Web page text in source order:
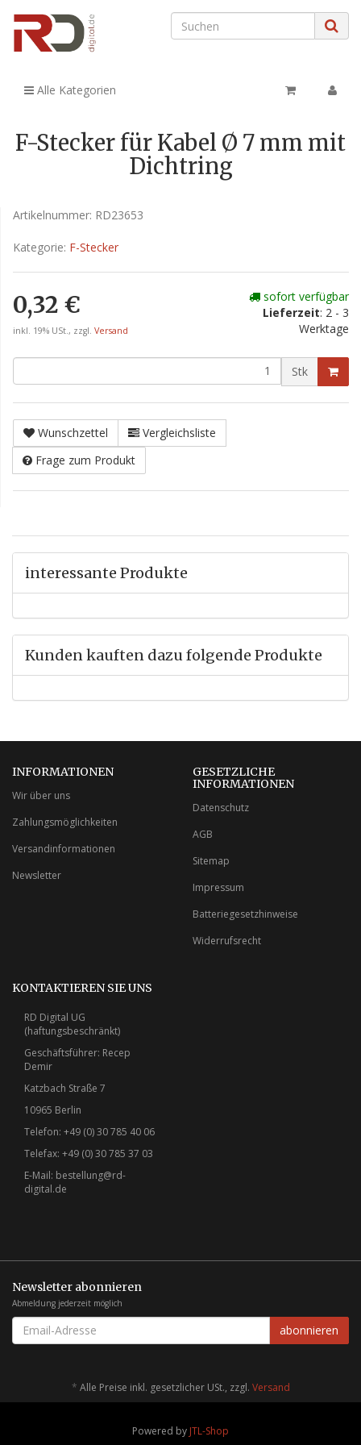
Alle Kategorien
F-Stecker für Kabel Ø 7 mm mit
Dichtring
Artikelnummer: RD23653
Kategorie: F-Stecker
0,32 €
inkl. 19% USt., zzgl. Versand
sofort verfügbar
Lieferzeit: 2 - 3
Werktage
Stk
Wunschzettel
Vergleichsliste
Frage zum Produkt
interessante Produkte
Kunden kauften dazu folgende Produkte
INFORMATIONEN
Wir über uns
Zahlungsmöglichkeiten
Versandinformationen
Newsletter
GESETZLICHE
INFORMATIONEN
Datenschutz
AGB
Sitemap
Impressum
Batteriegesetzhinweise
Widerrufsrecht
KONTAKTIEREN SIE UNS
RD Digital UG
(haftungsbeschränkt)
Geschäftsführer: Recep
Demir
Katzbach Straße 7
10965 Berlin
Telefon: +49 (0) 30 785 40 06
Telefax: +49 (0) 30 785 37 03
E-Mail: bestellung@rd-
digital.de
Newsletter abonnieren
Abmeldung jederzeit möglich
EMAIL-
ADRESSE
abonnieren
* Alle Preise inkl. gesetzlicher USt., zzgl. Versand
Powered by JTL-Shop